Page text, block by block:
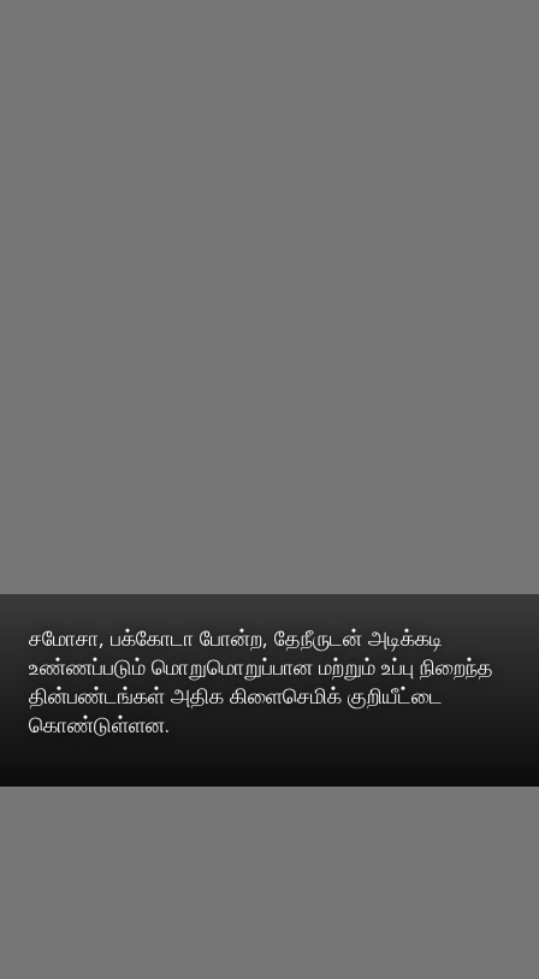
சமோசா, பக்கோடா போன்ற, தேநீருடன் அடிக்கடி
உண்ணப்படும் மொறுமொறுப்பான மற்றும் உப்பு நிறைந்த
தின்பண்டங்கள் அதிக கிளைசெமிக் குறியீட்டை
கொண்டுள்ளன.